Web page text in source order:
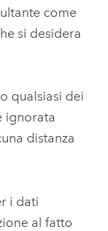
come
si desidera
qualsiasi dei
ignorata
distanza
i dati
al fatto